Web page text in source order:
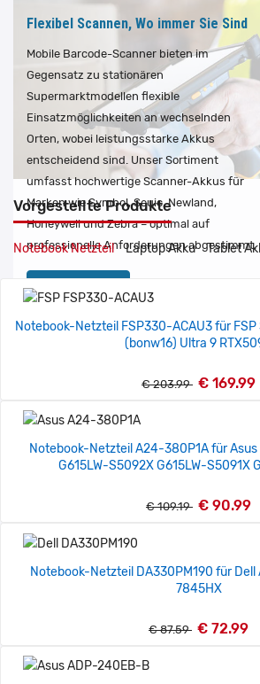
Konsolen oder Controller nicht mehr
funktionieren, wählen Sie aus unserer
großen Auswahl an Gaming & Controller
Akkus einen neuen aus, ob Sony Playstation
oder Nintendo Switch.
Jetzt finden
Flexibel Scannen, Wo immer Sie Sind
Mobile Barcode-Scanner bieten im
Gegensatz zu stationären
Supermarktmodellen flexible
Einsatzmöglichkeiten an wechselnden
Orten, wobei leistungsstarke Akkus
entscheidend sind. Unser Sortiment
umfasst hochwertige Scanner-Akkus für
Marken wie Symbol, Seuic, Newland,
Honeywell und Zebra – optimal auf
professionelle Anforderungen abgestimmt.
Vorgestellte Produkte
Notebook Netzteil Laptop Akku Tablet
Notebook-Netzteil FSP330-ACAU3 für FSP System76 Bonobo WS
(bonw16) Ultra 9
€ 203.99 € 169.99
Notebook-Netzteil A24-380P1A für Asus ROG Strix G16 G615
G615LW-S5092X G615LW-S5091X
€ 109.19 € 90.99
Notebook-Netzteil DA330PM190 für Dell Alienware m18/R9-
7845HX
€ 87.59 € 72.99